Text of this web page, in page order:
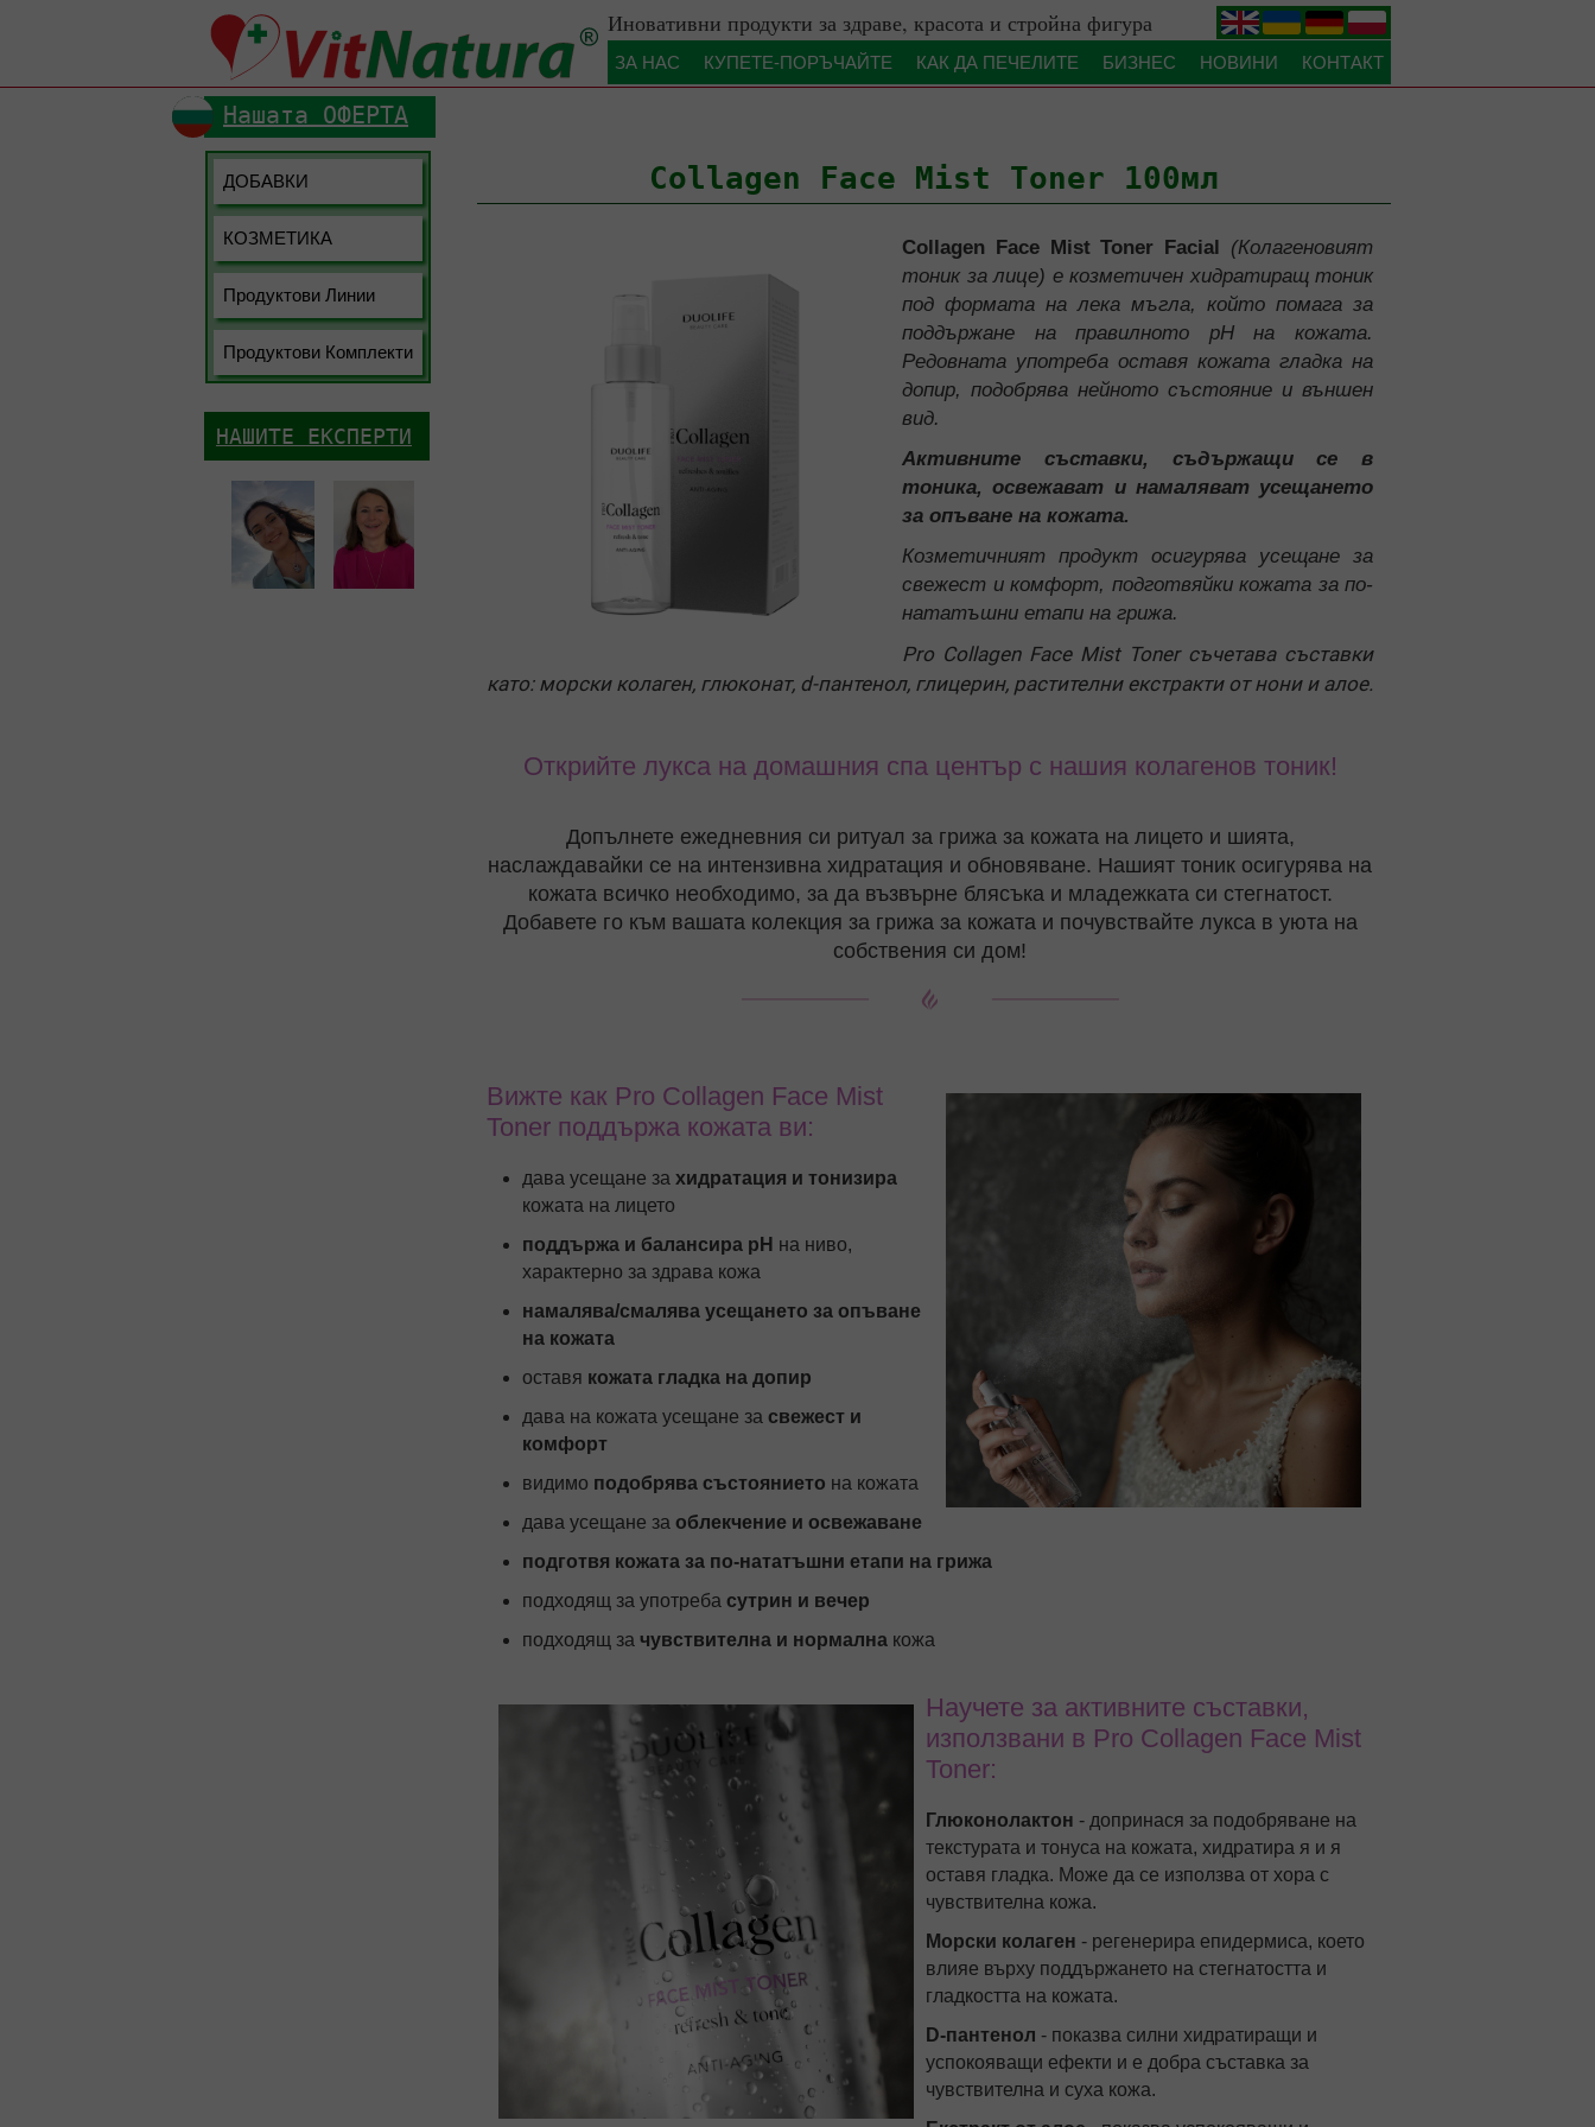
.
.
.
Иновативни продукти за здраве, красота и стройна фигура
Нашата ОФЕРТА
ДОБАВКИ
Храносмилателна система и Обезкиселяване
Стави и опорно-двигателен апарат
КОЗМЕТИКА
Продуктови Линии
Продуктови Комплекти
ЗА НАС
Сертификати
КУПЕТЕ-ПОРЪЧАЙТЕ КАК ДА ПЕЧЕЛИТЕ БИЗНЕС НОВИНИ КОНТАКТ
НАШИТЕ ЕКСПЕРТИ
Collagen Face Mist Toner 100мл
Collagen Face Mist Toner Facial (Колагеновият
тоник за лице) е козметичен хидратиращ тоник
под формата на лека мъгла, който помага за
поддържане на правилното pH на кожата.
Редовната употреба оставя кожата гладка на
допир, подобрява нейното състояние и външен
вид.
Активните съставки, съдържащи се в
тоника, освежават и намаляват усещането
за опъване на кожата.
Козметичният продукт осигурява усещане за
свежест и комфорт, подготвяйки кожата за по-
нататъшни етапи на грижа.
Pro Collagen Face Mist Toner съчетава съставки
като: морски колаген, глюконат, d-пантенол, глицерин, растителни екстракти от нони и алое.
Открийте лукса на домашния спа център с нашия колагенов тоник!
Допълнете ежедневния си ритуал за грижа за кожата на лицето и шията,
наслаждавайки се на интензивна хидратация и обновяване. Нашият тоник осигурява на
кожата всичко необходимо, за да възвърне блясъка и младежката си стегнатост.
Добавете го към вашата колекция за грижа за кожата и почувствайте лукса в уюта на
собствения си дом!
Вижте как Pro Collagen Face Mist
Toner поддържа кожата ви:
дава усещане за хидратация и тонизира
кожата на лицето
поддържа и балансира pH на ниво,
характерно за здрава кожа
намалява/смалява усещането за опъване
на кожата
оставя кожата гладка на допир
дава на кожата усещане за свежест и
комфорт
видимо подобрява състоянието на кожата
дава усещане за облекчение и освежаване
подготвя кожата за по-нататъшни етапи на грижа
подходящ за употреба сутрин и вечер
подходящ за чувствителна и нормална кожа
Научете за активните съставки,
използвани в Pro Collagen Face Mist
Toner:
Глюконолактон - допринася за подобряване на
текстурата и тонуса на кожата, хидратира я и я
оставя гладка. Може да се използва от хора с
чувствителна кожа.
Морски колаген - регенерира епидермиса, което
влияе върху поддържането на стегнатостта и
гладкостта на кожата.
D-пантенол - показва силни хидратиращи и
успокояващи ефекти и е добра съставка за
чувствителна и суха кожа.